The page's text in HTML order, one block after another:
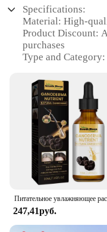
Specifications:
Material: High-
Product Discount:
purchases
Type and
Design and Style:
Usage and
hydrate skin
Typical Adaptive
particularly dry or
Shape or Size or
variety of sizes to
Features:
|Wholesale|
**Nourishing
The Nourishing
247,41руб.